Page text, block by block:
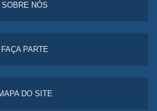
SOBRE NÓS
FAÇA PARTE
DO SITE